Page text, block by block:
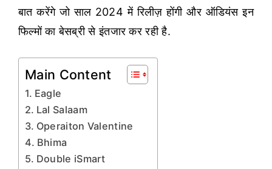
बात करेंगे जो साल 2024 में रिलीज़ होंगी और ऑडियंस इन
फिल्मों का बेसब्री से इंतजार कर रही है.
Main Content
Eagle
Lal Salaam
Operaiton Valentine
Bhima
Double iSmart